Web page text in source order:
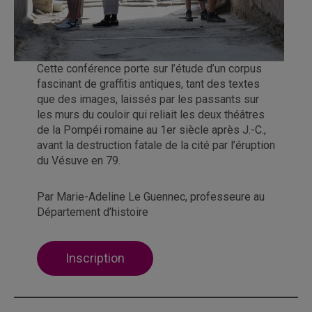
Cette conférence porte sur l’étude d’un corpus
fascinant de graffitis antiques, tant des textes
que des images, laissés par les passants sur
les murs du couloir qui reliait les deux théâtres
de la Pompéi romaine au 1er siècle après J.-C.,
avant la destruction fatale de la cité par l’éruption
du Vésuve en 79.
Par Marie-Adeline Le Guennec, professeure au
Département d’histoire
Inscription